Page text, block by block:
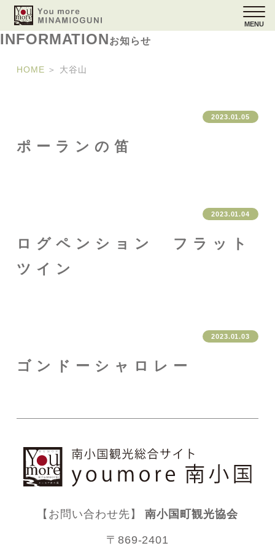
MENU
INFORMATIONお知らせ
HOME ＞ 大谷山
2023.01.05
ポーランの笛
2023.01.04
ログペンション フラット
ツイン
2023.01.03
ゴンドーシャロレー
【お問い合わせ先】南小国町観光協会
〒869-2401